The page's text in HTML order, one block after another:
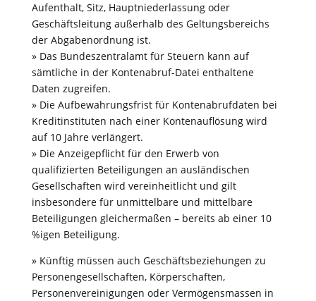
Aufenthalt, Sitz, Hauptniederlassung oder
Geschäftsleitung außerhalb des Geltungsbereichs
der Abgabenordnung ist.
» Das Bundeszentralamt für Steuern kann auf
sämtliche in der Kontenabruf-Datei enthaltene
Daten zugreifen.
» Die Aufbewahrungsfrist für Kontenabrufdaten bei
Kreditinstituten nach einer Kontenauﬂösung wird
auf 10 Jahre verlängert.
» Die Anzeigepﬂicht für den Erwerb von
qualiﬁzierten Beteiligungen an ausländischen
Gesellschaften wird vereinheitlicht und gilt
insbesondere für unmittelbare und mittelbare
Beteiligungen gleichermaßen – bereits ab einer 10
%igen Beteiligung.
» Künftig müssen auch Geschäftsbeziehungen zu
Personengesellschaften, Körperschaften,
Personenvereinigungen oder Vermögensmassen in